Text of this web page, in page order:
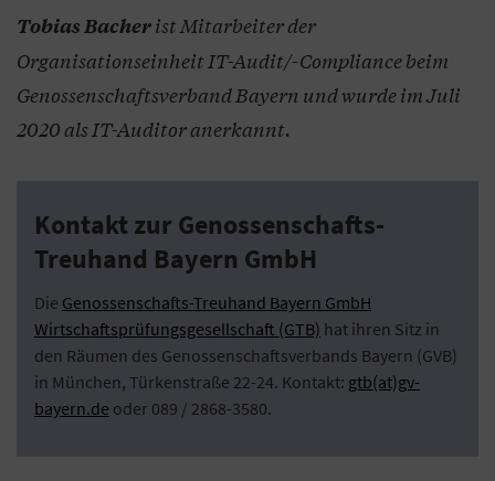
Tobias Bacherist Mitarbeiter der
Organisationseinheit IT-Audit/-Compliance beim
Genossenschaftsverband Bayern und wurde im Juli
2020 als IT-Auditor anerkannt.
Kontakt zur Genossenschafts-
Treuhand Bayern GmbH
Die Genossenschafts-Treuhand Bayern GmbH
Wirtschaftsprüfungsgesellschaft (GTB) hat ihren Sitz in
den Räumen des Genossenschaftsverbands Bayern (GVB)
in München, Türkenstraße 22-24. Kontakt: gtb(at)gv-
bayern.de oder 089 / 2868-3580.